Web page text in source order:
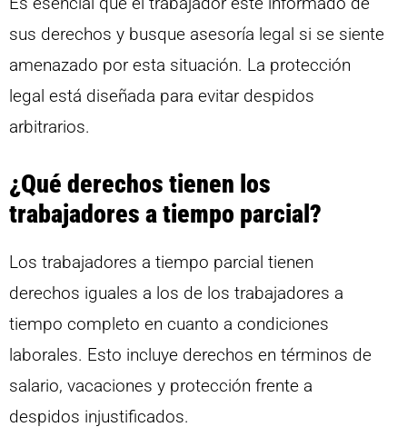
sus derechos y busque asesoría legal si se siente
amenazado por esta situación. La protección
legal está diseñada para evitar despidos
arbitrarios.
¿Qué derechos tienen los
trabajadores a tiempo parcial?
Los trabajadores a tiempo parcial tienen
derechos iguales a los de los trabajadores a
tiempo completo en cuanto a condiciones
laborales. Esto incluye derechos en términos de
salario, vacaciones y protección frente a
despidos injustificados.